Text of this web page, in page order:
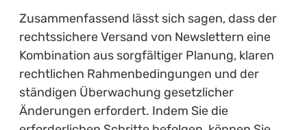
Zusammenfassend lässt sich sagen, dass der
rechtssichere Versand von Newslettern eine
Kombination aus sorgfältiger Planung, klaren
rechtlichen Rahmenbedingungen und der
ständigen Überwachung gesetzlicher
Änderungen erfordert. Indem Sie die